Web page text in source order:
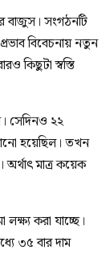
বাজুস। সংগঠনটি
বিবেচনায় নতুন
কিছুটা স্বস্তি
সেদিনও ২২
হয়েছিল। তখন
মাত্র কয়েক
লক্ষ্য করা যাচ্ছে।
৩৫ বার দাম